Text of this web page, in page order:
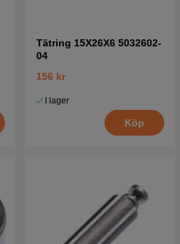
Tätring 15X26X6 5032602-
04
156 kr
I lager
Köp